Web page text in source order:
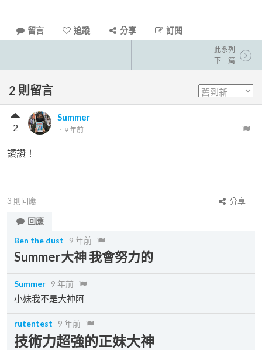
留言 追蹤 分享 訂閱
此系列
下一篇
2 則留言
Summer
． 9 年前
2
讚讚！
3 則回應
分享
回應
Ben the dust
9 年前
Summer大神 我會努力的
Summer 9 年前
小妹我不是大神阿
rutentest 9 年前
技術力超強的正妹大神